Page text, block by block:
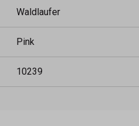
Waldlaufer
Pink
10239